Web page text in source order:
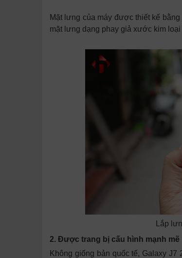
Mặt lưng của máy được thiết kế
mặt lưng dạng phay giả xước kim
Lắp
2. Được trang bị cấu hình mạnh mẽ
Không giống bản quốc tế, Galaxy